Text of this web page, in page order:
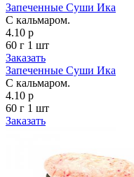
Запеченные Суши Ика
С кальмаром.
4.10 р
60 г 1 шт
Заказать
Запеченные Суши Ика
С кальмаром.
4.10 р
60 г 1 шт
Заказать